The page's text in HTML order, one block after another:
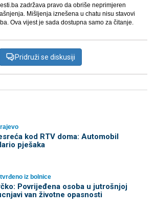
zadržava pravo da obriše neprimjeren
Mišljenja iznešena u chatu nisu stavovi
Ova vijest je sada dostupna samo za čitanje.
Pridruži se diskusiji
kod RTV doma: Automobil
pješaka
iz bolnice
Povrijeđena osoba u jutrošnjoj
van životne opasnosti